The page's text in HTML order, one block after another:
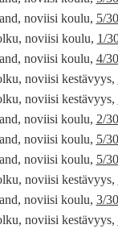
noviisi koulu, 5/30
noviisi koulu, 1/
noviisi koulu, 4/30
noviisi kestävyys,
noviisi kestävyys,
noviisi koulu, 2/30
noviisi koulu, 5/30
noviisi koulu, 5/30
noviisi kestävyys,
noviisi koulu, 3/30
noviisi kestävyys,